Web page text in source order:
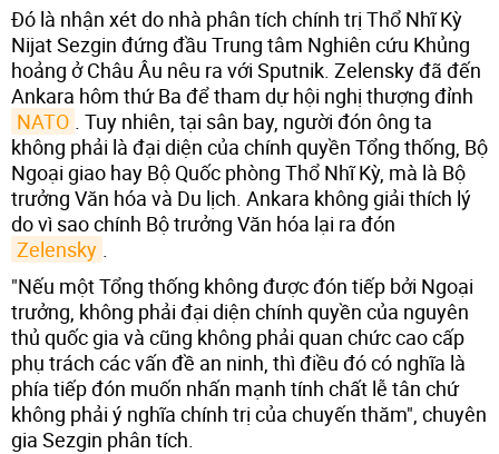
Đó là nhận xét do nhà phân tích chính trị Thổ Nhĩ Kỳ
Nijat Sezgin đứng đầu Trung tâm Nghiên cứu Khủng
hoảng ở Châu Âu nêu ra với Sputnik. Zelensky đã đến
Ankara hôm thứ Ba để tham dự hội nghị thượng đỉnh
NATO . Tuy nhiên, tại sân bay, người đón ông ta
không phải là đại diện của chính quyền Tổng thống, Bộ
Ngoại giao hay Bộ Quốc phòng Thổ Nhĩ Kỳ, mà là Bộ
trưởng Văn hóa và Du lịch. Ankara không giải thích lý
do vì sao chính Bộ trưởng Văn hóa lại ra đón
Zelensky
"Nếu một Tổng thống không được đón tiếp bởi Ngoại
trưởng, không phải đại diện chính quyền của nguyên
thủ quốc gia và cũng không phải quan chức cao cấp
phụ trách các vấn đề an ninh, thì điều đó có nghĩa là
phía tiếp đón muốn nhấn mạnh tính chất lễ tân chứ
không phải ý nghĩa chính trị của chuyến thăm", chuyên
gia Sezgin phân tích.